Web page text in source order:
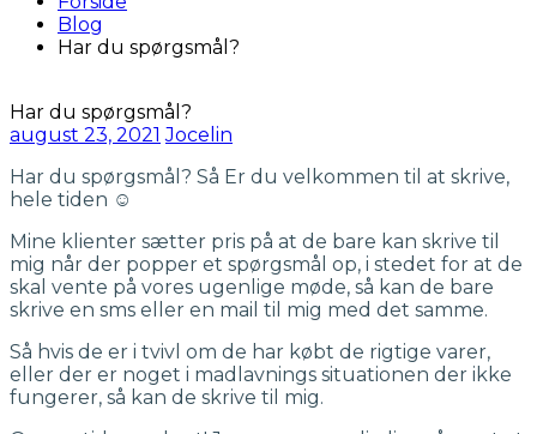
Blog
Har du spørgsmål?
Har du spørgsmål?
august 23, 2021 Jocelin
Har du spørgsmål? Så Er du velkommen til at skrive,
hele tiden ☺️
Mine klienter sætter pris på at de bare kan skrive til
mig når der popper et spørgsmål op, i stedet for at de
skal vente på vores ugenlige møde, så kan de bare
skrive en sms eller en mail til mig med det samme.
Så hvis de er i tvivl om de har købt de rigtige varer,
eller der er noget i madlavnings situationen der ikke
fungerer, så kan de skrive til mig.